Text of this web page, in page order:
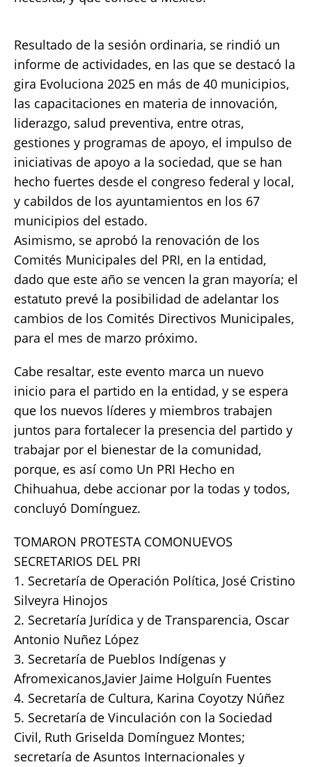
Resultado de la sesión ordinaria, se rindió un
informe de actividades, en las que se destacó la
gira Evoluciona 2025 en más de 40 municipios,
las capacitaciones en materia de innovación,
liderazgo, salud preventiva, entre otras,
gestiones y programas de apoyo, el impulso de
iniciativas de apoyo a la sociedad, que se han
hecho fuertes desde el congreso federal y local,
y cabildos de los ayuntamientos en los 67
municipios del estado.
Asimismo, se aprobó la renovación de los
Comités Municipales del PRI, en la entidad,
dado que este año se vencen la gran mayoría; el
estatuto prevé la posibilidad de adelantar los
cambios de los Comités Directivos Municipales,
para el mes de marzo próximo.
Cabe resaltar, este evento marca un nuevo
inicio para el partido en la entidad, y se espera
que los nuevos líderes y miembros trabajen
juntos para fortalecer la presencia del partido y
trabajar por el bienestar de la comunidad,
porque, es así como Un PRI Hecho en
Chihuahua, debe accionar por la todas y todos,
concluyó Domínguez.
TOMARON PROTESTA COMONUEVOS
SECRETARIOS DEL PRI
1. Secretaría de Operación Política, José Cristino
Silveyra Hinojos
2. Secretaría Jurídica y de Transparencia, Oscar
Antonio Nuñez López
3. Secretaría de Pueblos Indígenas y
Afromexicanos,Javier Jaime Holguín Fuentes
4. Secretaría de Cultura, Karina Coyotzy Núñez
5. Secretaría de Vinculación con la Sociedad
Civil, Ruth Griselda Domínguez Montes;
secretaría de Asuntos Internacionales y